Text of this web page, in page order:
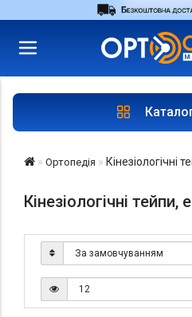
Магазини
UA
Ортопедія Кінезіологічні
Кінезіологічні тейпи,